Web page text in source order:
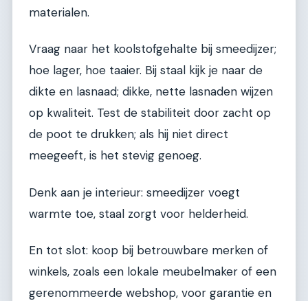
materialen.
Vraag naar het koolstofgehalte bij smeedijzer;
hoe lager, hoe taaier. Bij staal kijk je naar de
dikte en lasnaad; dikke, nette lasnaden wijzen
op kwaliteit. Test de stabiliteit door zacht op
de poot te drukken; als hij niet direct
meegeeft, is het stevig genoeg.
Denk aan je interieur: smeedijzer voegt
warmte toe, staal zorgt voor helderheid.
En tot slot: koop bij betrouwbare merken of
winkels, zoals een lokale meubelmaker of een
gerenommeerde webshop, voor garantie en